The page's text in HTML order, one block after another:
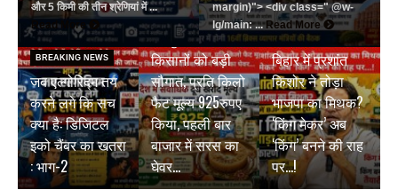
और 5 किमी की तीन श्रेणियां में ...
Read More
margin)"> <div class=" @w-
lg/main: ... Read More
BREAKING NEWS
जब एल्गोरिद्म तय
करने लगे कि सच
क्या है: डिजिटल
इको चैंबर का खतरा
: भाग-2
BREAKING NEWS
जयपुर डेयरी की
किसानों को बड़ी
सौगात, प्रति किलो
फैट मूल्य 925रुपए
किया, पहली बार
बाजार में सरस का
घेवर…
BREAKING NEWS
बिहार में प्रशांत
किशोर ने तोड़ा
भाजपा का मिथक?
‘किंग मेकर’ अब
‘किंग’ बनने की राह
पर…!